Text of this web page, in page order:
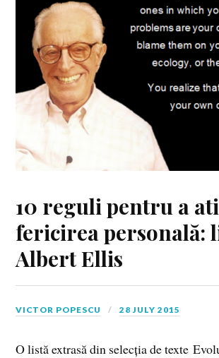
10 reguli pentru a
fericirea personală:
Albert Ellis
VICTOR POPESCU 28 JULY 2015
O listă extrasă din selecția de texte